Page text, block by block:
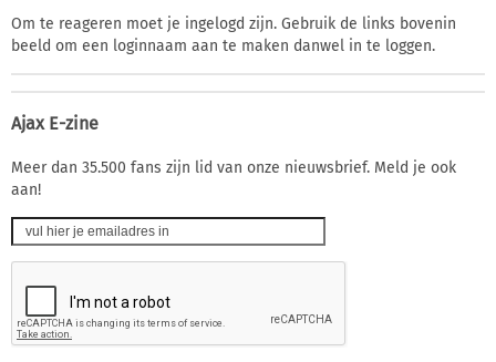
Om te reageren moet je ingelogd zijn. Gebruik de links bovenin
beeld om een loginnaam aan te maken danwel in te loggen.
Ajax E-zine
Meer dan 35.500 fans zijn lid van onze nieuwsbrief. Meld je ook
aan!